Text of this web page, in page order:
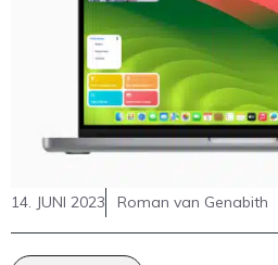
14. JUNI 2023 Roman van Genabith